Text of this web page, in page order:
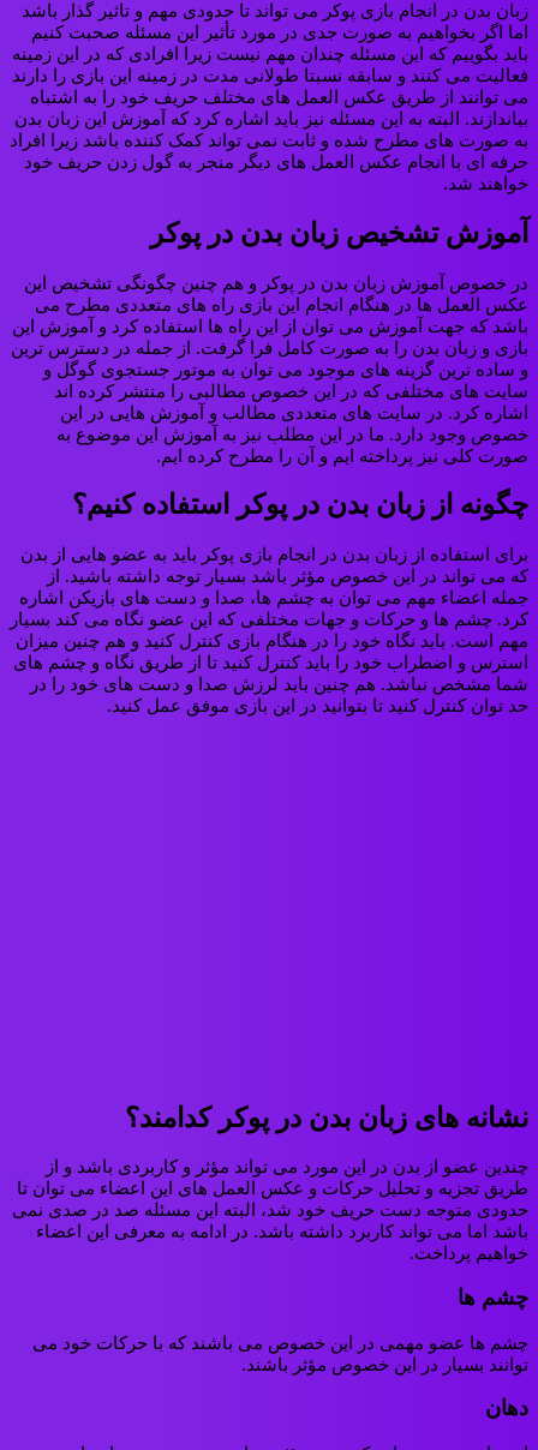
زبان بدن در انجام بازی پوکر می تواند تا حدودی مهم و تاثیر گذار باشد
اما اگر بخواهیم به صورت جدی در مورد تأثیر این مسئله صحبت کنیم
باید بگوییم که این مسئله چندان مهم نیست زیرا افرادی که در این زمینه
فعالیت می کنند و سابقه نسبتا طولانی مدت در زمینه این بازی را دارند
می توانند از طریق عکس العمل های مختلف حریف خود را به اشتباه
بیاندازند. البته به این مسئله نیز باید اشاره کرد که آموزش این زبان بدن
به صورت های مطرح شده و ثابت نمی تواند کمک کننده باشد زیرا افراد
حرفه ای با انجام عکس العمل های دیگر منجر به گول زدن حریف خود
خواهند شد.
آموزش تشخیص زبان بدن در پوکر
در خصوص آموزش زبان بدن در پوکر و هم چنین چگونگی تشخیص این
عکس العمل ها در هنگام انجام این بازی راه های متعددی مطرح می
باشد که جهت آموزش می توان از این راه ها استفاده کرد و آموزش این
بازی و زبان بدن را به‌ صورت کامل فرا گرفت. از جمله در دسترس ترین
و ساده ترین گزینه های موجود می توان به موتور جستجوی گوگل و
سایت های مختلفی که در این خصوص مطالبی را منتشر کرده اند
اشاره کرد. در سایت های متعددی مطالب و آموزش هایی در این
خصوص وجود دارد. ما در این مطلب نیز به آموزش این موضوع به
صورت کلی نیز پرداخته ایم و آن را مطرح کرده ایم.
چگونه از زبان بدن در پوکر استفاده کنیم؟
برای استفاده از زبان بدن در انجام بازی پوکر باید به عضو هایی از بدن
که می تواند در این خصوص مؤثر باشد بسیار توجه داشته باشید. از
جمله اعضاء مهم می توان به چشم ها، صدا و دست های بازیکن اشاره
کرد. چشم ها و حرکات و جهات مختلفی که این عضو نگاه می کند بسیار
مهم است. باید نگاه خود را در هنگام بازی کنترل کنید و هم چنین میزان
استرس و اضطراب خود را باید کنترل کنید تا از طریق نگاه و چشم های
شما مشخص نباشد. هم چنین باید لرزش صدا و دست های خود را در
حد توان کنترل کنید تا بتوانید در این بازی موفق عمل کنید.
نشانه های زبان بدن در پوکر کدامند؟
چندین عضو از بدن در این مورد می تواند مؤثر و کاربردی باشد و از
طریق تجزيه و تحلیل حرکات و عکس العمل های این اعضاء می توان تا
حدودی متوجه دست حریف خود شد، البته این مسئله صد در صدی نمی
باشد اما می تواند کاربرد داشته باشد. در ادامه به معرفی این اعضاء
خواهیم پرداخت.
چشم‌ ها
چشم ها عضو مهمی در این خصوص می باشند که با حرکات خود می
توانند بسیار در این خصوص مؤثر باشند.
دهان